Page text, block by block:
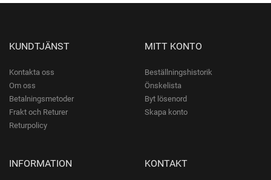
KUNDTJÄNST
Kontakta oss
Om oss
Betalningsmetoder
Frakt och Returer
Returpolicy
MITT KONTO
Beställningshistorik
Önskelista
Byt lösenord
Skapa konto
INFORMATION KONTAKT